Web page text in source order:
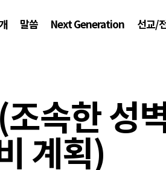
말씀 Next Generation 선교/
속한 성
계획)